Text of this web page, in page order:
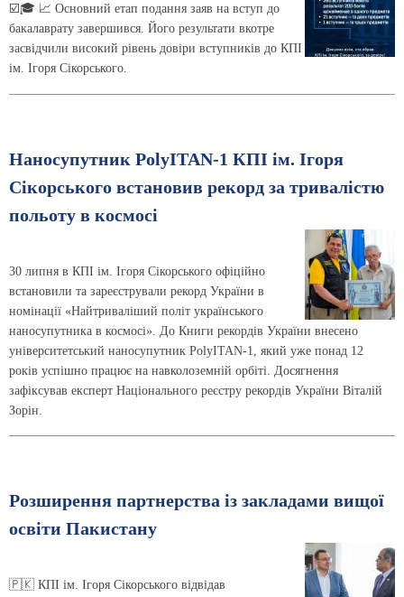
☑️🎓 📈 Основний етап подання заяв на вступ до
бакалаврату завершився. Його результати вкотре
засвідчили високий рівень довіри вступників до КПІ
ім. Ігоря Сікорського.
Наносупутник PolyITAN-1 КПІ ім. Ігоря
Сікорського встановив рекорд за тривалістю
польоту в космосі
30 липня в КПІ ім. Ігоря Сікорського офіційно
встановили та зареєстрували рекорд України в
номінації «Найтриваліший політ українського
наносупутника в космосі». До Книги рекордів України внесено
університетський наносупутник PolyITAN-1, який уже понад 12
років успішно працює на навколоземній орбіті. Досягнення
зафіксував експерт Національного реєстру рекордів України Віталій
Зорін.
Розширення партнерства із закладами вищої
освіти Пакистану
🇵🇰 КПІ ім. Ігоря Сікорського відвідав